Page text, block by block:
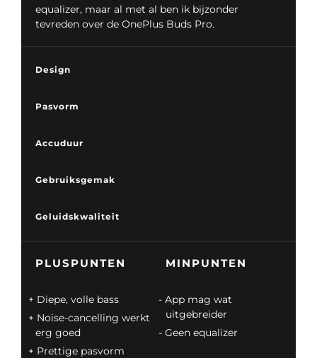
equalizer, maar al met al ben ik bijzonder
tevreden over de OnePlus Buds Pro.
Design
Pasvorm
Accuduur
Gebruiksgemak
Geluidskwaliteit
PLUSPUNTEN
Diepe, volle bass
Noise-cancelling werkt
erg goed
Prettige pasvorm
MINPUNTEN
App mag wat
uitgebreider
Geen equalizer